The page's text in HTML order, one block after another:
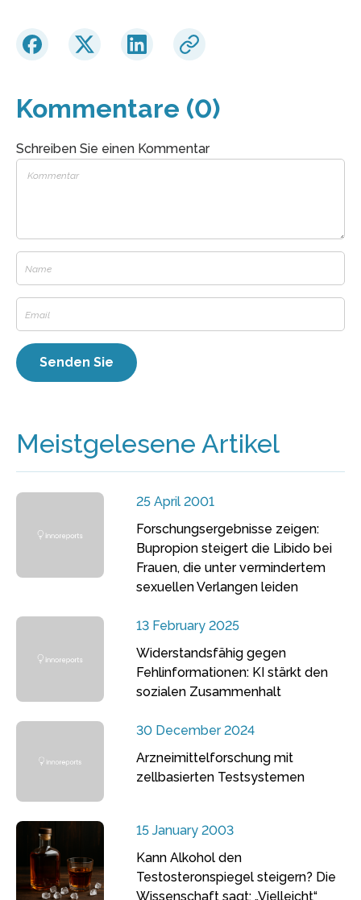
Kommentare (0)
Schreiben Sie einen Kommentar
Meistgelesene Artikel
25 April 2001
Forschungsergebnisse zeigen:
Bupropion steigert die Libido bei
Frauen, die unter vermindertem
sexuellen Verlangen leiden
13 February 2025
Widerstandsfähig gegen
Fehlinformationen: KI stärkt den
sozialen Zusammenhalt
30 December 2024
Arzneimittelforschung mit
zellbasierten Testsystemen
15 January 2003
Kann Alkohol den
Testosteronspiegel steigern? Die
Wissenschaft sagt: „Vielleicht“